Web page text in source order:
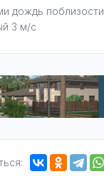
дождь поблизости
3 м/с